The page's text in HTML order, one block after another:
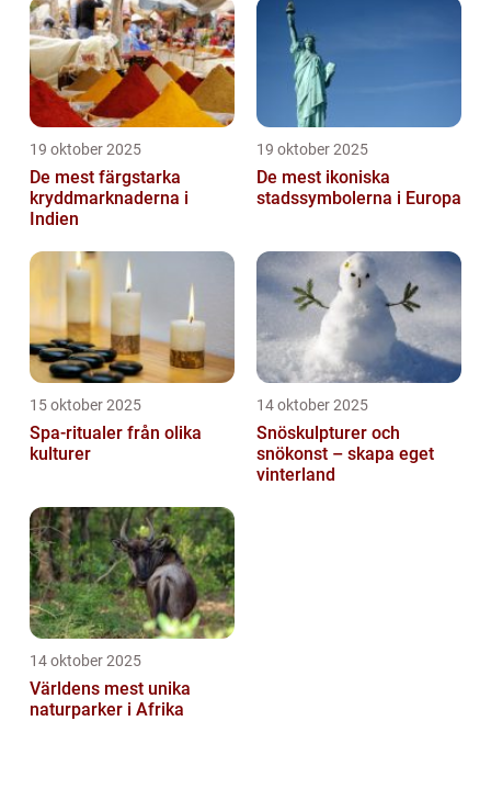
19 oktober 2025
De mest färgstarka
kryddmarknaderna i
Indien
19 oktober 2025
De mest ikoniska
stadssymbolerna i Europa
15 oktober 2025
Spa-ritualer från olika
kulturer
14 oktober 2025
Snöskulpturer och
snökonst – skapa eget
vinterland
14 oktober 2025
Världens mest unika
naturparker i Afrika